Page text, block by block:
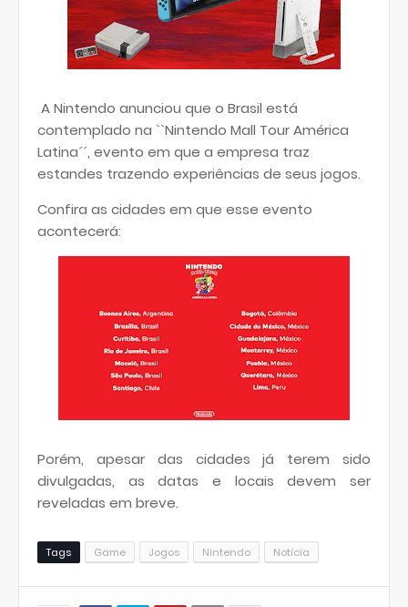
A Nintendo anunciou que o Brasil está
contemplado na ``Nintendo Mall Tour América
Latina´´, evento em que a empresa traz
estandes trazendo experiências de seus jogos.
Confira as cidades em que esse evento
acontecerá:
Porém, apesar das cidades já terem sido
divulgadas, as datas e locais devem ser
reveladas em breve.
Tags Game Jogos Nintendo Notícia